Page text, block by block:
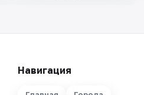
Навигация